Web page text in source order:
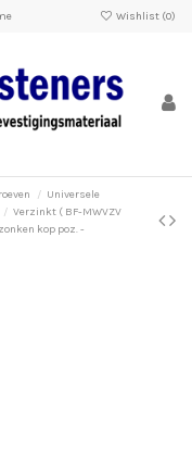
Wishlist (0)
Universele
Verzinkt ( BF-MWVZV
kop poz. -